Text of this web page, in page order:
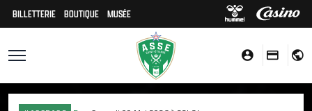
BILLETTERIE BOUTIQUE MUSÉE